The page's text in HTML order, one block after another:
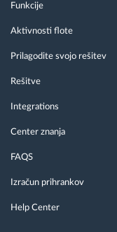
Funkcije
Aktivnosti flote
Prilagodite svojo rešitev
Rešitve
Integrations
Center znanja
FAQS
Izračun prihrankov
Help Center